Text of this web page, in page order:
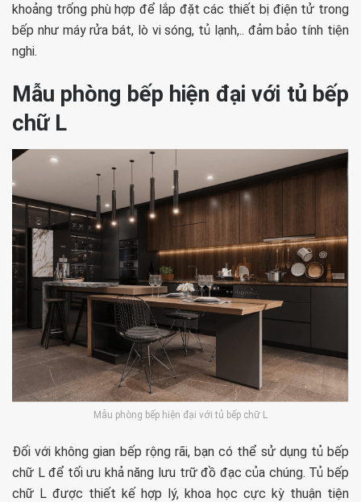
khoảng trống phù hợp để lắp đặt các thiết bị điện tử trong
bếp như máy rửa bát, lò vi sóng, tủ lạnh,.. đảm bảo tính tiện
nghi.
Mẫu phòng bếp hiện đại với tủ bếp
chữ L
Mẫu phòng bếp hiện đại với tủ bếp chữ L
Đối với không gian bếp rộng rãi, bạn có thể sử dụng tủ bếp
chữ L để tối ưu khả năng lưu trữ đồ đạc của chúng. Tủ bếp
chữ L được thiết kế hợp lý, khoa học cực kỳ thuận tiện